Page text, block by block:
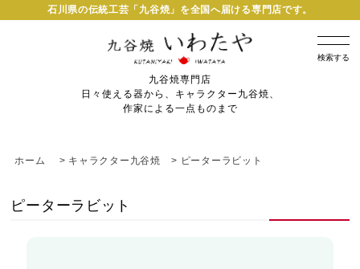
石川県の伝統工芸「九谷焼」を全国へ届ける専門店です。
検索する
九谷焼専門店
日々使える器から、キャラクター九谷焼、
作家による一点ものまで
ホーム > キャラクター九谷焼 > ピーターラビット
ピーターラビット